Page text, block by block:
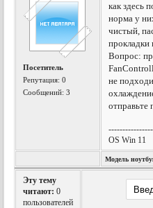
Посетитель
Репутация:0
Сообщений: 3
как здесь
норма у
чистый,
прокладки
Вопрос:
не
отправьте
OS Win 11
Модель
Эту тему
читают: 0
пользователей